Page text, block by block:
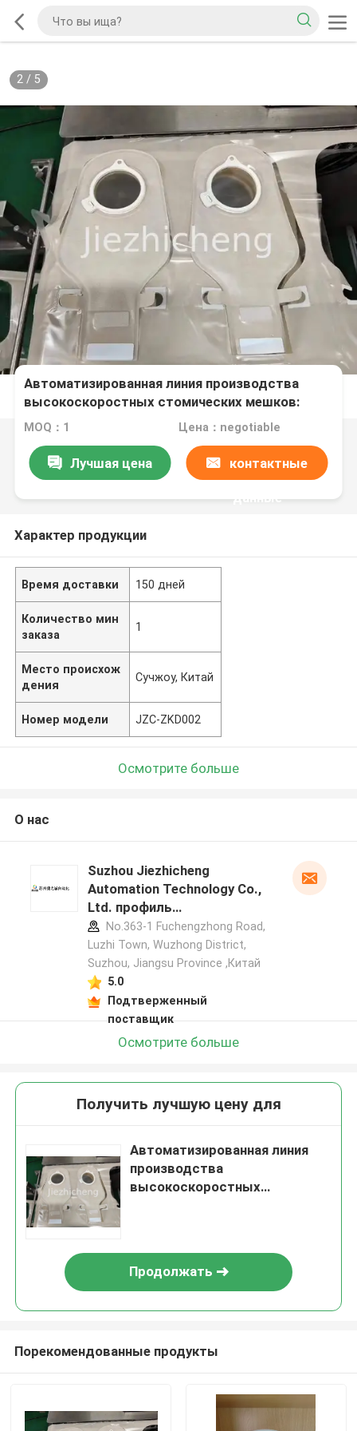
3/ 5
Автоматизированная линия производства
высокоскоростных стомических мешков:
намотка, резка, запайка и упаковка. Линия
сборки медицинских мешков. Стандартная или
индивидуальная комплектация. JZC-ZKD002
MOQ：1 Цена：negotiable
Лучшая цена контактные
данные
Характер продукции
Время доставки 150 дней
Количество мин
заказа
1
Место происхож
дения
Сучжоу, Китай
Номер модели JZC-ZKD002
Осмотрите больше
О нас
Suzhou Jiezhicheng
Automation Technology Co.,
Ltd. профиль
производителя
No.363-1 Fuchengzhong Road,
Luzhi Town, Wuzhong District,
Suzhou, Jiangsu Province ,Китай
5.0
Подтверженный
поставщик
Осмотрите больше
Получить лучшую цену для
Автоматизированная линия
производства
высокоскоростных
Стандартная или
комплектация. JZC-ZKD002
Продолжать
Порекомендованные продукты